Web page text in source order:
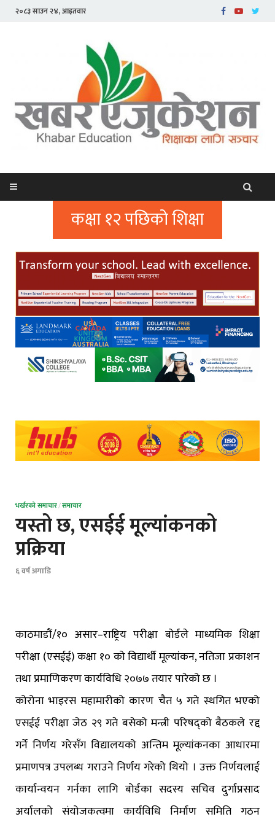
२०८३ साउन २४, आइतवार
कक्षा १२ पछिको शिक्षा
भर्खरको समाचार/समाचार
यस्तो छ, एसईई मूल्यांकनको
प्रक्रिया
६ वर्ष अगाडि
काठमाडौं/१० असार–राष्ट्रिय परीक्षा बोर्डले माध्यमिक शिक्षा
परीक्षा (एसईई) कक्षा १० को विद्यार्थी मूल्यांकन, नतिजा प्रकाशन
तथा प्रमाणिकरण कार्यविधि २०७७ तयार पारेको छ ।
कोरोना भाइरस महामारीको कारण चैत ५ गते स्थगित भएको
एसईई परीक्षा जेठ २९ गते बसेको मन्त्री परिषद्को बैठकले रद्द
गर्ने निर्णय गरेसँग विद्यालयको अन्तिम मूल्यांकनका आधारमा
प्रमाणपत्र उपलब्ध गराउने निर्णय गरेको थियो । उक्त निर्णयलाई
कार्यान्वयन गर्नका लागि बोर्डका सदस्य सचिव दुर्गाप्रसाद
अर्यालको संयोजकत्वमा कार्यविधि निर्माण समिति गठन